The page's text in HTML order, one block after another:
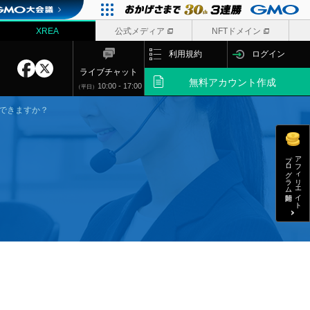
XREA 公式メディア NFTドメイン
ライブチャット
（平日） 10:00 - 17:00
利用規約 ログイン
無料アカウント作成
アフィリエイト
プログラム開始
きますか？